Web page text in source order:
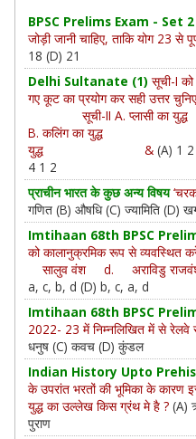
BPSC Prelims Exam - Set 2
जोड़ी जानी चाहिए, ताकि योग 23 से
18 (D) 21
Delhi Sultanate (1) सूची-I
गए कूट का प्रयोग कर
सूची-II A.
B. कलिंग का युद्ध 2.
युद्ध & (A) 1
4 1 2
प्राचीन भारत के कुछ अन्य विषय
गणित (B) औषधि (C) ज्यामिति (D)
Imtihaan 68th BPSC
को कालानुक्रमिक रूप से
सालुव वंश d. अराविडु
a, c, b, d (D) b, c, a, d
Imtihaan 68th BPSC
2022- 23 में निम्नलिखित में से रेलवे
धनुष (C) कवच (D) कुंडल
Indian History Upto
के उपरांत भरतों की भूमिका के कारण
युद्ध का उल्लेख किस ग्रंथ मे है ? (A)
पुराण